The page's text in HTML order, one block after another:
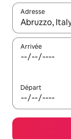
Adresse
Lorsque les
Arrivée
Départ